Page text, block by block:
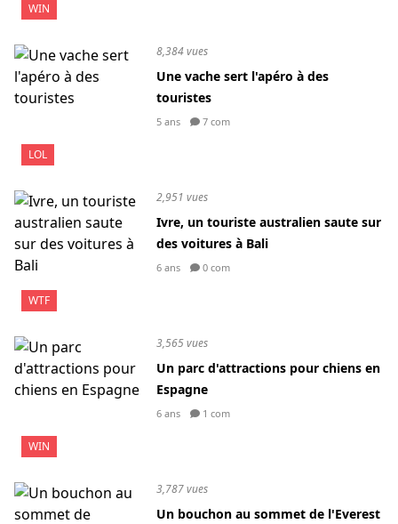
WIN
LOL
8,384 vues
Une vache sert l'apéro à des
touristes
5 ans 7 com
WTF
2,951 vues
Ivre, un touriste australien saute sur
des voitures à Bali
6 ans 0 com
WIN
3,565 vues
Un parc d'attractions pour chiens en
Espagne
6 ans 1 com
3,787 vues
Un bouchon au sommet de l'Everest